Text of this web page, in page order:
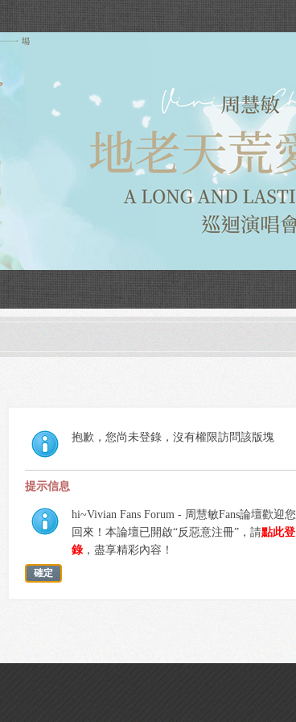
抱歉，您尚未登錄，沒有權限訪問該版塊
提示信息
hi~Vivian Fans Forum - 周慧敏Fans論壇歡迎您
回來！本論壇已開啟“反惡意注冊”，請點此登
錄，盡享精彩內容！
確定